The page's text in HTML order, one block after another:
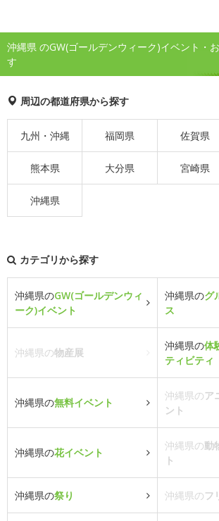
沖縄県 のGW(ゴールデンウィーク)イベント・
す
周辺の都道府県から探す
九州・沖縄 福岡県 佐賀県
熊本県 大分県 宮崎県
沖縄県
カテゴリから探す
沖縄県のGW(ゴールデンウィ
ーク)イベント
沖縄県のグ
ス
沖縄県の物産展
沖縄県の体
ティビティ
沖縄県の無料イベント
沖縄県のア
ント
沖縄県の花イベント
沖縄県の動
ト
沖縄県の祭り 沖縄県のフ